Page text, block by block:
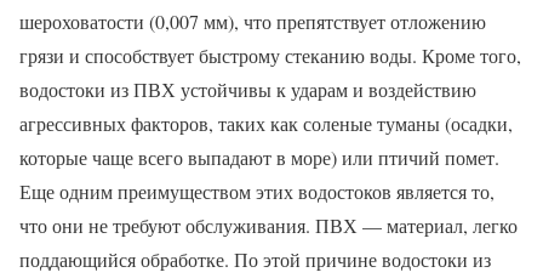
шероховатости (0,007 мм), что препятствует отложению
грязи и способствует быстрому стеканию воды. Кроме того,
водостоки из ПВХ устойчивы к ударам и воздействию
агрессивных факторов, таких как соленые туманы (осадки,
которые чаще всего выпадают в море) или птичий помет.
Еще одним преимуществом этих водостоков является то,
что они не требуют обслуживания. ПВХ — материал, легко
поддающийся обработке. По этой причине водостоки из